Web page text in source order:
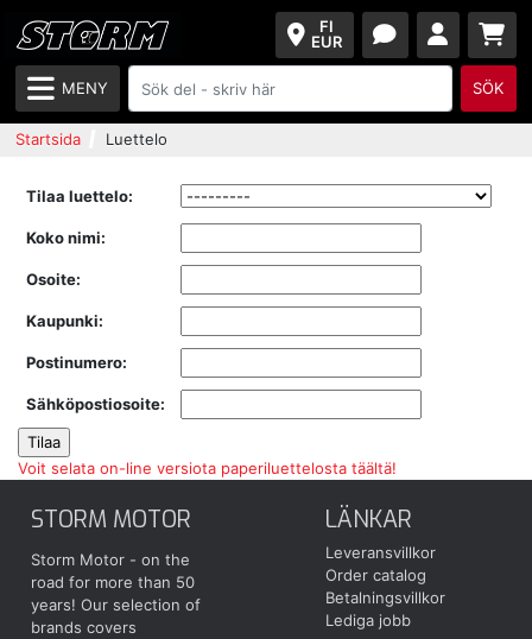
FI
EUR
MENY SÖK
Startsida Luettelo
Tilaa luettelo:
Koko nimi:
Osoite:
Kaupunki:
Postinumero:
Sähköpostiosoite:
Voit selata on-line versiota paperiluettelosta täältä!
STORM MOTOR
Storm Motor - on the
road for more than 50
years! Our selection of
brands covers
LÄNKAR
Leveransvillkor
Order catalog
Betalningsvillkor
Lediga jobb